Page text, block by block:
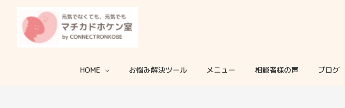
プ
HOME お悩み解決ツール メニュー 相談者様の声 ブログ